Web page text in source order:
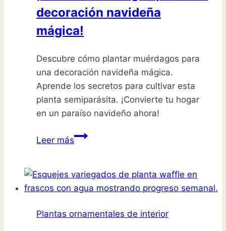
decoración navideña
mágica!
Descubre cómo plantar muérdagos para
una decoración navideña mágica.
Aprende los secretos para cultivar esta
planta semiparásita. ¡Convierte tu hogar
en un paraíso navideño ahora!
Leer más¡Plantar
una
decoración
mágica!
Plantas ornamentales de interior